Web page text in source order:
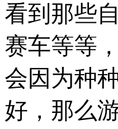
看到那些
赛车等等
会因为种
好，那么